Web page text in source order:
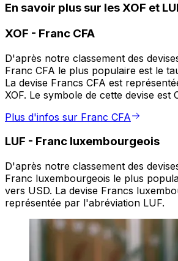
En savoir plus sur les XOF et
XOF - Franc CFA
D'après notre classement des
Franc CFA le plus populaire est le
La devise Francs CFA est
XOF. Le symbole de cette devise est
Plus d'infos sur Franc CFA
LUF - Franc luxembourgeois
D'après notre classement des
Franc luxembourgeois le plus
vers USD. La devise Francs
représentée par l'abréviation LUF.